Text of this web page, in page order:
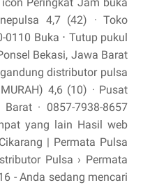
4,7 (42) · Toko
0110 Buka ⋅ Tutup pukul
Bekasi, Jawa Barat
distributor pulsa
4,6 (10) · Pusat
· 0857-7938-8657
yang lain Hasil web
| Permata Pulsa
Pulsa › Permata
- Anda sedang mencari